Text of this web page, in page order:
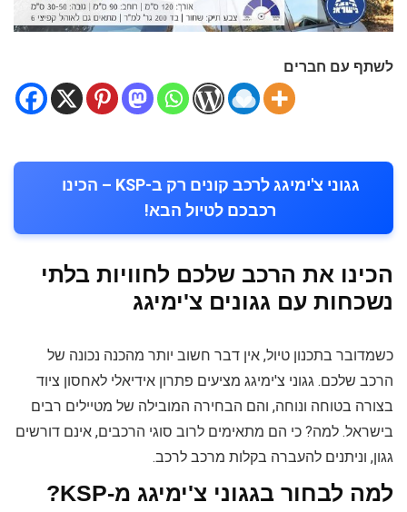
לשתף עם חברים
גגוני צ'ימיגג לרכב קונים רק ב-KSP – הכינו
רכבכם לטיול הבא!
הכינו את הרכב שלכם לחוויות בלתי
נשכחות עם גגונים צ'ימיגג
כשמדובר בתכנון טיול, אין דבר חשוב יותר מהכנה נכונה של
הרכב שלכם. גגוני צ'ימיגג מציעים פתרון אידיאלי לאחסון ציוד
בצורה בטוחה ונוחה, והם הבחירה המובילה של מטיילים רבים
בישראל. למה? כי הם מתאימים לרוב סוגי הרכבים, אינם דורשים
גגון, וניתנים להעברה בקלות מרכב לרכב.
למה לבחור בגגוני צ'ימיגג מ-KSP?